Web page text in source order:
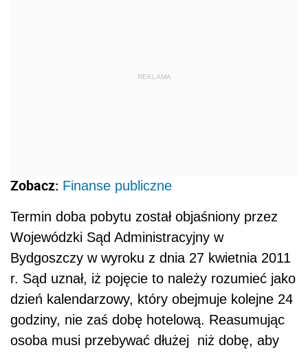
REKLAMA
Zobacz: Finanse publiczne
Termin doba pobytu został objaśniony przez
Wojewódzki Sąd Administracyjny w
Bydgoszczy w wyroku z dnia 27 kwietnia 2011
r. Sąd uznał, iż pojęcie to należy rozumieć jako
dzień kalendarzowy, który obejmuje kolejne 24
godziny, nie zaś dobę hotelową. Reasumując
osoba musi przebywać dłużej niż dobę, aby